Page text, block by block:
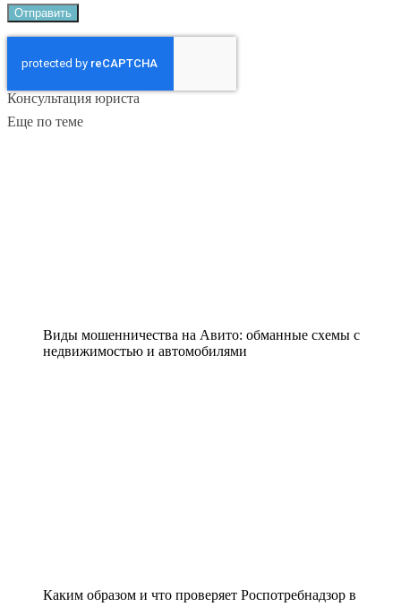
Консультация юриста
Еще по теме
Виды мошенничества на Авито: обманные схемы с
недвижимостью и автомобилями
Каким образом и что проверяет Роспотребнадзор в